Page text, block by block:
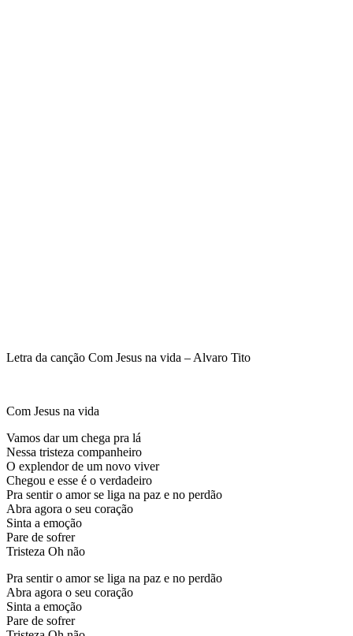
Letra da canção Com Jesus na vida – Alvaro Tito
Com Jesus na vida
Vamos dar um chega pra lá
Nessa tristeza companheiro
O explendor de um novo viver
Chegou e esse é o verdadeiro
Pra sentir o amor se liga na paz e no perdão
Abra agora o seu coração
Sinta a emoção
Pare de sofrer
Tristeza Oh não
Pra sentir o amor se liga na paz e no perdão
Abra agora o seu coração
Sinta a emoção
Pare de sofrer